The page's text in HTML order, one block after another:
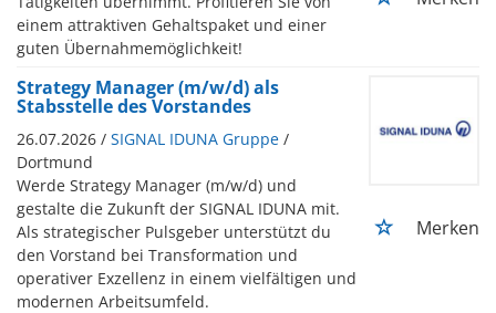
einem attraktiven Gehaltspaket und einer
guten Übernahmemöglichkeit!
Strategy Manager (m/w/d) als
Stabsstelle des Vorstandes
26.07.2026 / SIGNAL IDUNA Gruppe /
Dortmund
Werde Strategy Manager (m/w/d) und
gestalte die Zukunft der SIGNAL IDUNA mit.
Als strategischer Pulsgeber unterstützt du
den Vorstand bei Transformation und
operativer Exzellenz in einem vielfältigen und
modernen Arbeitsumfeld.
Merken